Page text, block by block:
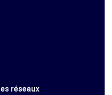
réseaux